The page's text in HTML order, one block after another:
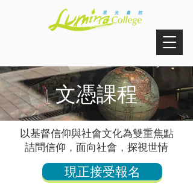
文憑課程
以基督信仰與社會文化為雙重焦點
詰問信仰，面向社會，探視世情
現正接受報名